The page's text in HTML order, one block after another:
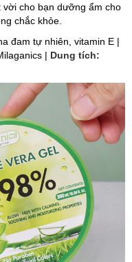
vời cho bạn dưỡng ẩm cho
chắc khỏe.
đam tự nhiên, vitamin E |
| Dung tích: